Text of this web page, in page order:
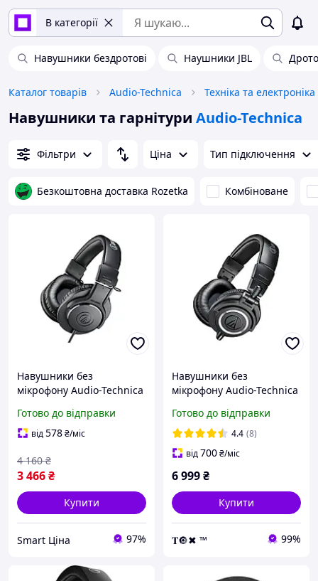
В категорії
Навушники бездротові Наушники JBL
Каталог товарів Audio-Technica Техніка та електроніка
Навушники та гарнітури Audio-Technica
Фільтри Ціна Тип підключення
Безкоштовна доставка Rozetka Комбіноване
Навушники без
мікрофону Audio-Technica
Готово до відправки
від578₴/міс
3 466₴
4 160 ₴
Купити
Smart Ціна 97%
Навушники без
мікрофону Audio-Technica
Готово до відправки
4.4 (8)
від700₴/міс
6 999₴
Купити
𝐓🔘✖ ™ 99%